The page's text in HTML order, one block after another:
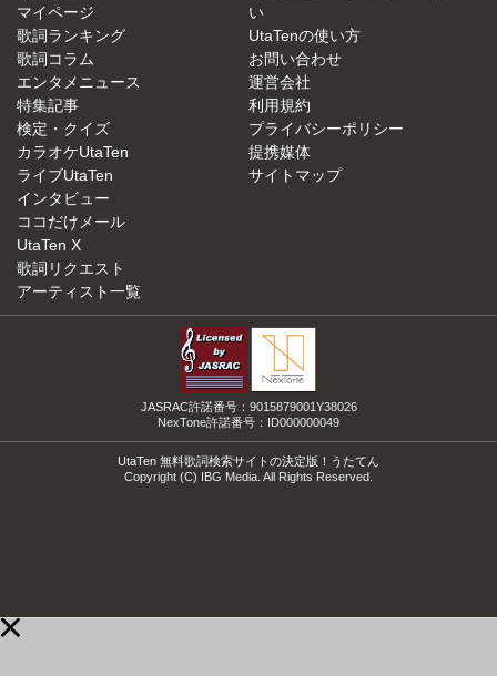
マイページ
歌詞ランキング
歌詞コラム
エンタメニュース
特集記事
検定・クイズ
カラオケUtaTen
ライブUtaTen
インタビュー
ココだけメール
UtaTen X
歌詞リクエスト
アーティスト一覧
い
UtaTenの使い方
お問い合わせ
運営会社
利用規約
プライバシーポリシー
提携媒体
サイトマップ
JASRAC許諾番号：9015879001Y38026
NexTone許諾番号：ID000000049
UtaTen 無料歌詞検索サイトの決定版！うたてん
Copyright (C) IBG Media. All Rights Reserved.